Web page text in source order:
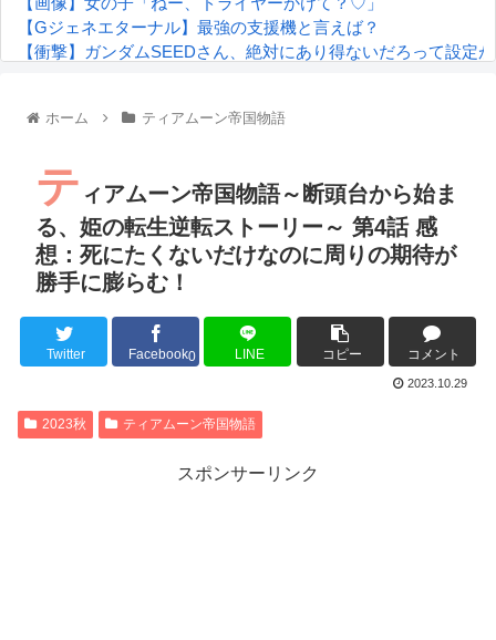
【Gジェネエターナル】最強の支援機と言えば？
【衝撃】ガンダムSEEDさん、絶対にあり得ないだろって設定
『進撃の巨人』で一番面白いところってｗｗｗｗｗ
るろうに剣心 -明治剣客浪漫譚- 京都動乱 第33話の感想
同盟、帝国、フェザーン。生まれるなら何処がいいか問題！
Powered by livedoor 相互RSS
ホーム ティアムーン帝国物語
テ ィアムーン帝国物語～断頭台から始ま
る、姫の転生逆転ストーリー～ 第4話 感
想：死にたくないだけなのに周りの期待が
勝手に膨らむ！
Twitter Facebook0 LINE コピー コメント
2023.10.29
2023秋 ティアムーン帝国物語
スポンサーリンク